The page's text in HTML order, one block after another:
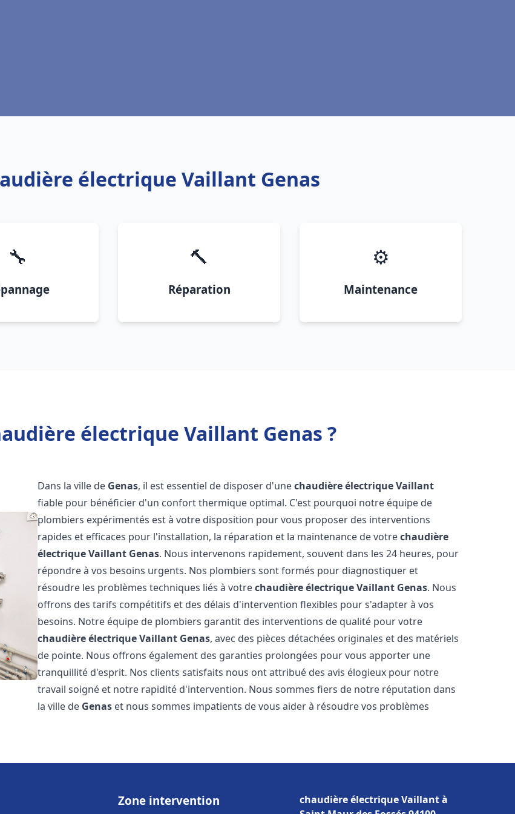
électrique Vaillant Genas
🔧 🔨
Réparation
⚙️
Maintenance
électrique Vaillant Genas ?
Dans la ville de Genas, il est essentiel de disposer d'unechaudière électrique Vaillant
fiable pour bénéficier d'un confort thermique optimal. C'est pourquoi notre équipe de
plombiers expérimentés est à votre disposition pour vous proposer des interventions
rapides et efficaces pour l'installation, la réparation et la maintenance de votrechaudière
électrique Vaillant Genas. Nous intervenons rapidement, souvent dans les 24 heures, pour
répondre à vos besoins urgents. Nos plombiers sont formés pour diagnostiquer et
résoudre les problèmes techniques liés à votrechaudière électrique Vaillant Genas. Nous
offrons des tarifs compétitifs et des délais d'intervention flexibles pour s'adapter à vos
besoins. Notre équipe de plombiers garantit des interventions de qualité pour votre
chaudière électrique Vaillant Genas, avec des pièces détachées originales et des matériels
de pointe. Nous offrons également des garanties prolongées pour vous apporter une
tranquillité d'esprit. Nos clients satisfaits nous ont attribué des avis élogieux pour notre
travail soigné et notre rapidité d'intervention. Nous sommes fiers de notre réputation dans
la ville de Genas et nous sommes impatients de vous aider à résoudre vos problèmes
Zone intervention
chaudière électrique Vaillant à